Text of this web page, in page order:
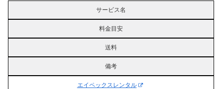
サービス名
料金目安
送料
備考
エイペックスレンタル